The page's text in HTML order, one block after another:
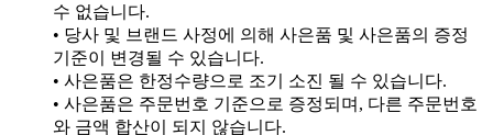
수 없습니다.
• 당사 및 브랜드 사정에 의해 사은품 및 사은품의 증정
기준이 변경될 수 있습니다.
• 사은품은 한정수량으로 조기 소진 될 수 있습니다.
• 사은품은 주문번호 기준으로 증정되며, 다른 주문번호
와 금액 합산이 되지 않습니다.